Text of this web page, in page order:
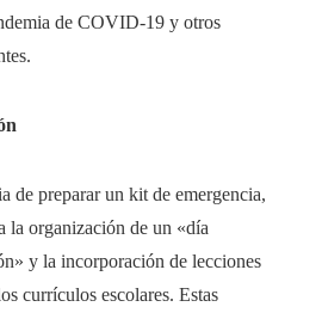
de COVID-19 y otros
de preparar un kit de emergencia,
la organización de un «día
y la incorporación de lecciones
currículos escolares. Estas